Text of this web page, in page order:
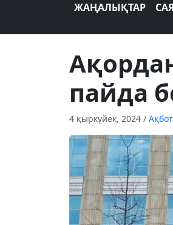
ЖАҢАЛЫҚТАР
пайда
4 қыркүйек, 2024 /